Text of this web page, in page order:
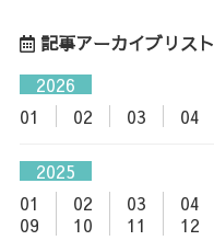
記事アーカイブリスト
2026
01
02 03 04
2025
01
02 03 04
09
10 11 12